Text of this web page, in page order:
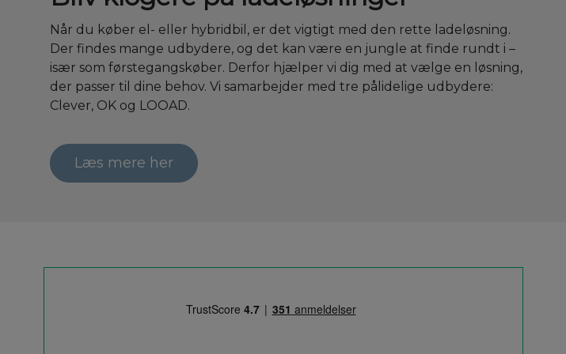
Når du køber el- eller hybridbil, er det vigtigt med den rette ladeløsning.
Der findes mange udbydere, og det kan være en jungle at finde rundt i –
især som førstegangskøber. Derfor hjælper vi dig med at vælge en løsning,
der passer til dine behov. Vi samarbejder med tre pålidelige udbydere:
Clever, OK og LOOAD.
Læs mere her